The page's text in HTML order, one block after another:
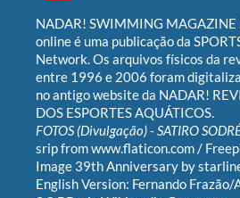
NADAR! SWIMMING MAGAZINE
online é uma publicação da
Network. Os arquivos físicos da
entre 1996 e 2006 foram
no antigo website da NADAR!
DOS ESPORTES AQUÁTICOS.
FOTOS (Divulgação) -SATIRO
sripfromwww.flaticon.com/
Image 39th Anniversary by
English Version: Fernando Frazão/